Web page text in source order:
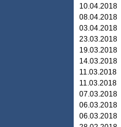
10.04.2018
08.04.2018
03.04.2018
23.03.2018
19.03.2018
14.03.2018
11.03.2018
11.03.2018
07.03.2018
06.03.2018
06.03.2018